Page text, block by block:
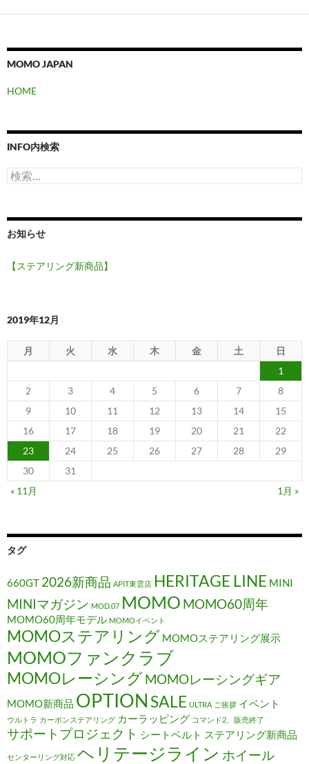
ー
ョ
ン
MOMO JAPAN
HOME
INFO内検索
検
索:
お知らせ
【ステアリング新商品】
2019年12月
月 火 水 木 金 土
日
1
2
3 4 5 6 7
8
9
10 11 12 13 14
15
16
17 18 19 20 21
22
23
24 25 26 27 28
29
30
31
« 11月
1月 »
タグ
660GT 2026新商品 APIT東雲店 HERITAGE LINE MINI
MINIマガジン MOD.07 MOMO MOMO60周年
MOMO60周年モデル MOMOイベント
MOMOステアリング MOMOステアリング展示
MOMOファンクラブ
MOMOレーシングMOMOレーシングギア
MOMO新商品 OPTION SALE ULTRA ご挨拶 イベント
ウルトラ カーボンステアリング カーラッピング コマンド2、販売終了
サポートプロジェクト シートベルト ステアリング新商品
センターリング対応 ヘリテージライン ホイール